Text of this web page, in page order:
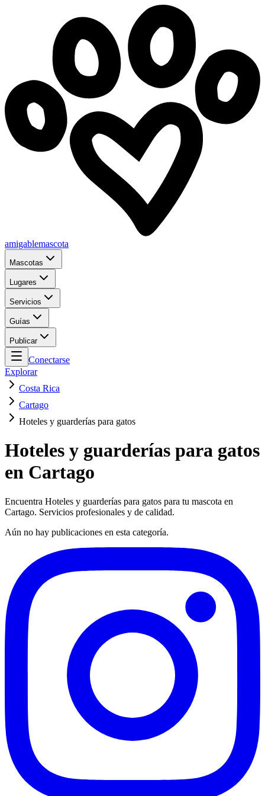
amigablemascota
Mascotas
Lugares
Servicios
Guías
Publicar
Conectarse
Explorar
Costa Rica
Cartago
Hoteles y guarderías para gatos
Hoteles y guarderías para gatos
en Cartago
Encuentra Hoteles y guarderías para gatos para tu mascota en
Cartago. Servicios profesionales y de calidad.
Aún no hay publicaciones en esta categoría.